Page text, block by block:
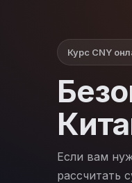
Курс CNY
Если вам
рассчитать